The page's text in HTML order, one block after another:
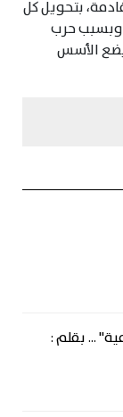
بتحويل كل
وبسبب حرب
يضع الأسس
... بقلم :